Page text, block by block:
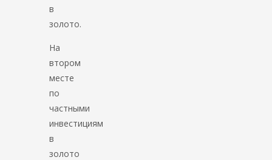
в
золото.
На
втором
месте
по
частными
инвестициям
в
золото